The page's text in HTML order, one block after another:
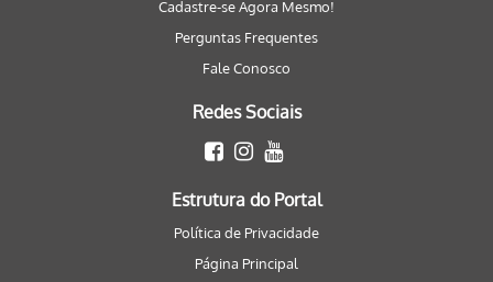
Cadastre-se Agora Mesmo!
Perguntas Frequentes
Fale Conosco
Redes Sociais
Estrutura do Portal
Política de Privacidade
Página Principal